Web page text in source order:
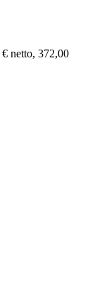
netto, 372,00